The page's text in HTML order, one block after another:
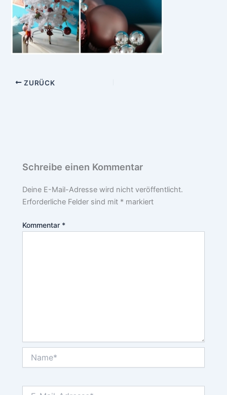
ZURÜCK
Schreibe einen Kommentar
Deine E-Mail-Adresse wird nicht veröffentlicht.
Erforderliche Felder sind mit * markiert
Kommentar *